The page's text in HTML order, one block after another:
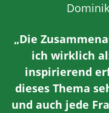
„Die
ich wirklich
inspirierend
dieses Thema
und auch jede